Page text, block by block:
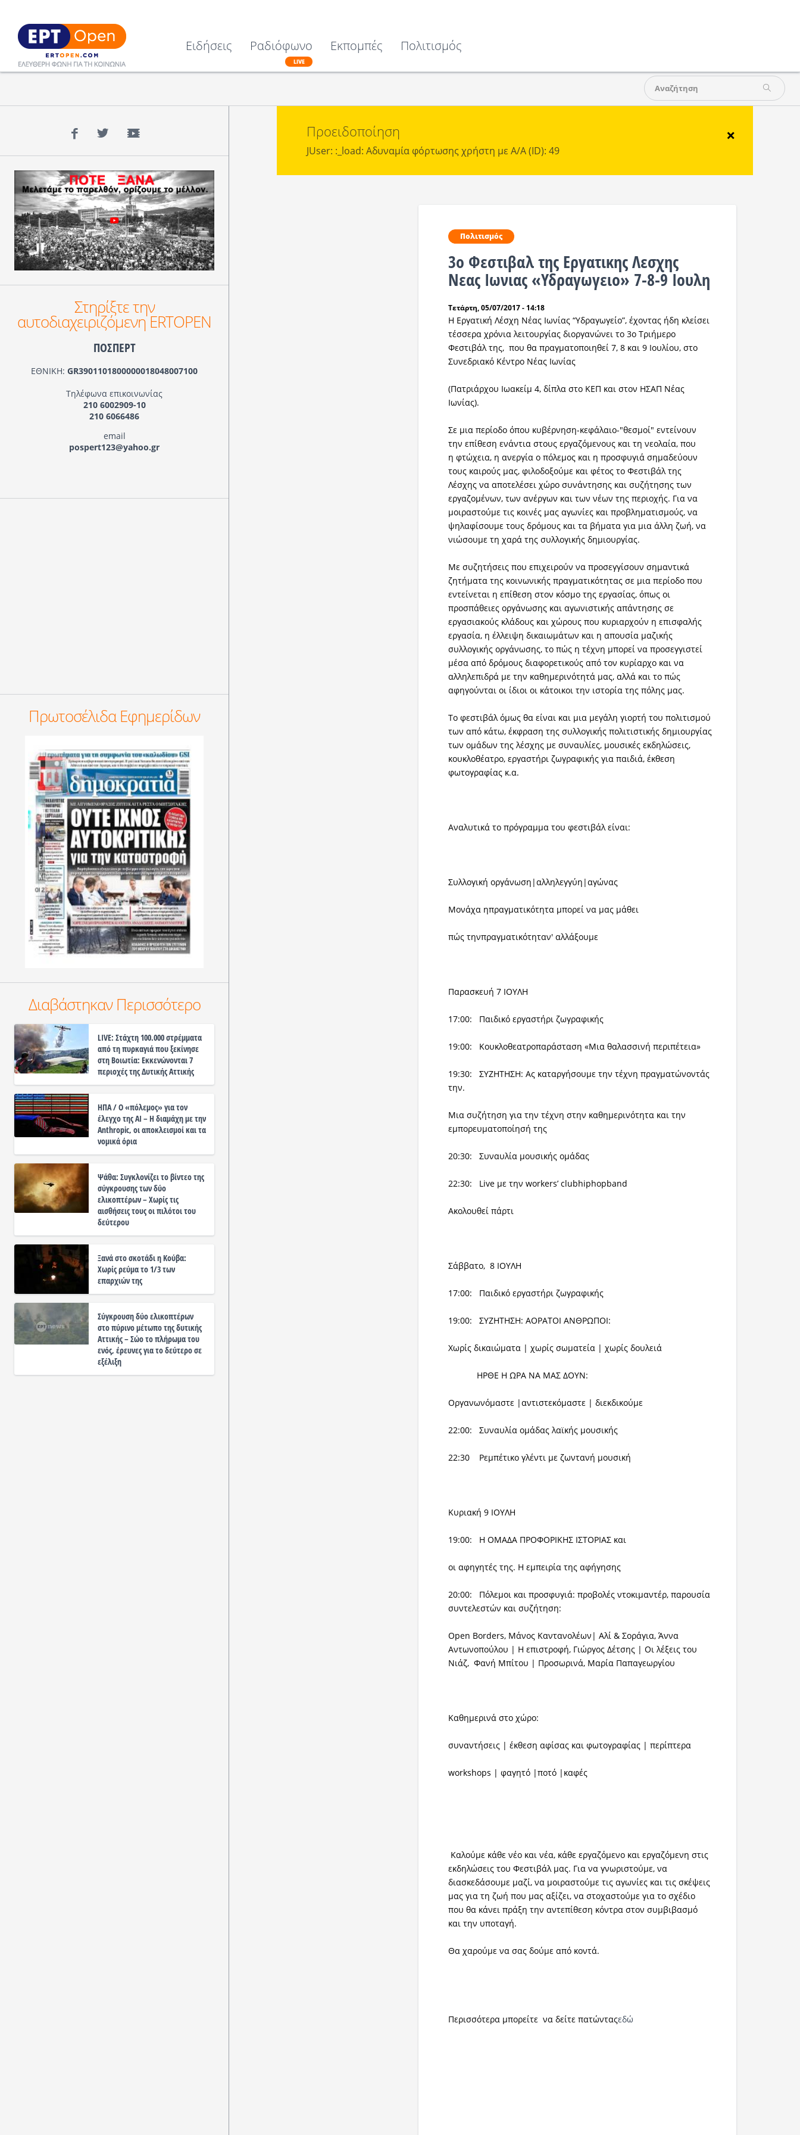
Ειδήσεις Ραδιόφωνο
LIVE
Εκπομπές Πολιτισμός
×
Προειδοποίηση
JUser: :_load: Αδυναμία φόρτωσης χρήστη με Α/Α (ID): 49
Πολιτισμός
3ο Φεστιβαλ της Εργατικης Λεσχης
Νεας Ιωνιας «Υδραγωγειο» 7-8-9 Ιουλη
Τετάρτη, 05/07/2017 - 14:18
H Εργατική Λέσχη Νέας Ιωνίας “Υδραγωγείο”, έχοντας ήδη κλείσει
τέσσερα χρόνια λειτουργίας διοργανώνει το 3ο Τριήμερο
Φεστιβάλ της, που θα πραγματοποιηθεί 7, 8 και 9 Ιουλίου, στο
Συνεδριακό Κέντρο Νέας Ιωνίας
(Πατριάρχου Ιωακείμ 4, δίπλα στο ΚΕΠ και στον ΗΣΑΠ Νέας
Ιωνίας).
Σε μια περίοδο όπου κυβέρνηση-κεφάλαιο-"θεσμοί" εντείνουν
την επίθεση ενάντια στους εργαζόμενους και τη νεολαία, που
η φτώχεια, η ανεργία ο πόλεμος και η προσφυγιά σημαδεύουν
τους καιρούς μας, φιλοδοξούμε και φέτος το Φεστιβάλ της
Λέσχης να αποτελέσει χώρο συνάντησης και συζήτησης των
εργαζομένων, των ανέργων και των νέων της περιοχής. Για να
μοιραστούμε τις κοινές μας αγωνίες και προβληματισμούς, να
ψηλαφίσουμε τους δρόμους και τα βήματα για μια άλλη ζωή, να
νιώσουμε τη χαρά της συλλογικής δημιουργίας.
Με συζητήσεις που επιχειρούν να προσεγγίσουν σημαντικά
ζητήματα της κοινωνικής πραγματικότητας σε μια περίοδο που
εντείνεται η επίθεση στον κόσμο της εργασίας, όπως οι
προσπάθειες οργάνωσης και αγωνιστικής απάντησης σε
εργασιακούς κλάδους και χώρους που κυριαρχούν η επισφαλής
εργασία, η έλλειψη δικαιωμάτων και η απουσία μαζικής
συλλογικής οργάνωσης, το πώς η τέχνη μπορεί να προσεγγιστεί
μέσα από δρόμους διαφορετικούς από τον κυρίαρχο και να
αλληλεπιδρά με την καθημερινότητά μας, αλλά και το πώς
αφηγούνται οι ίδιοι οι κάτοικοι την ιστορία της πόλης μας.
Το φεστιβάλ όμως θα είναι και μια μεγάλη γιορτή του πολιτισμού
των από κάτω, έκφραση της συλλογικής πολιτιστικής δημιουργίας
των ομάδων της λέσχης με συναυλίες, μουσικές εκδηλώσεις,
κουκλοθέατρο, εργαστήρι ζωγραφικής για παιδιά, έκθεση
φωτογραφίας κ.α.
Αναλυτικά το πρόγραμμα του φεστιβάλ είναι:
Συλλογική οργάνωση|αλληλεγγύη|αγώνας
Μονάχα ηπραγματικότητα μπορεί να μας μάθει
πώς τηνπραγματικότηταν' αλλάξουμε
Παρασκευή 7 ΙΟΥΛΗ
17:00: Παιδικό εργαστήρι ζωγραφικής
19:00: Κουκλοθεατροπαράσταση «Μια θαλασσινή περιπέτεια»
19:30: ΣΥΖΗΤΗΣΗ: Ας καταργήσουμε την τέχνη πραγματώνοντάς
την.
Μια συζήτηση για την τέχνη στην καθημερινότητα και την
εμπορευματοποίησή της
20:30: Συναυλία μουσικής ομάδας
22:30: Live με την workers’ clubhiphopband
Ακολουθεί πάρτι
Σάββατο, 8 ΙΟΥΛΗ
17:00: Παιδικό εργαστήρι ζωγραφικής
19:00: ΣΥΖΗΤΗΣΗ: ΑΟΡΑΤΟΙ ΑΝΘΡΩΠΟΙ:
Χωρίς δικαιώματα | χωρίς σωματεία | χωρίς δουλειά
ΗΡΘΕ Η ΩΡΑ ΝΑ ΜΑΣ ΔΟΥΝ:
Οργανωνόμαστε |αντιστεκόμαστε | διεκδικούμε
22:00: Συναυλία ομάδας λαϊκής μουσικής
22:30 Ρεμπέτικο γλέντι με ζωντανή μουσική
Κυριακή 9 ΙΟΥΛΗ
19:00: Η ΟΜΑΔΑ ΠΡΟΦΟΡΙΚΗΣ ΙΣΤΟΡΙΑΣ και
οι αφηγητές της. Η εμπειρία της αφήγησης
20:00: Πόλεμοι και προσφυγιά: προβολές ντοκιμαντέρ, παρουσία
συντελεστών και συζήτηση:
Open Borders, Μάνος Καντανολέων| Αλί & Σοράγια, Άννα
Αντωνοπούλου | Η επιστροφή, Γιώργος Δέτσης | Οι λέξεις του
Νιάζ, Φανή Μπίτου | Προσωρινά, Μαρία Παπαγεωργίου
Καθημερινά στο χώρο:
συναντήσεις | έκθεση αφίσας και φωτογραφίας | περίπτερα
workshops | φαγητό |ποτό |καφές
Καλούμε κάθε νέο και νέα, κάθε εργαζόμενο και εργαζόμενη στις
εκδηλώσεις του Φεστιβάλ μας. Για να γνωριστούμε, να
διασκεδάσουμε μαζί, να μοιραστούμε τις αγωνίες και τις σκέψεις
μας για τη ζωή που μας αξίζει, να στοχαστούμε για το σχέδιο
που θα κάνει πράξη την αντεπίθεση κόντρα στον συμβιβασμό
και την υποταγή.
Θα χαρούμε να σας δούμε από κοντά.
Περισσότερα μπορείτε να δείτε πατώνταςεδώ
Facebook
TwitterYouTube
Στηρίξτε την
αυτοδιαχειριζόμενη ERTOPEN
ΠΟΣΠΕΡΤ
ΕΘΝΙΚΗ: GR3901101800000018048007100
Τηλέφωνα επικοινωνίας
210 6002909-10
210 6066486
email
pospert123@yahoo.gr
Πρωτοσέλιδα Εφημερίδων
Διαβάστηκαν Περισσότερο
LIVE: Στάχτη 100.000 στρέμματα
από τη πυρκαγιά που ξεκίνησε
στη Βοιωτία: Εκκενώνονται 7
περιοχές της Δυτικής Αττικής
ΗΠΑ / Ο «πόλεμος» για τον
έλεγχο της ΑΙ – Η διαμάχη με την
Anthropic, οι αποκλεισμοί και τα
νομικά όρια
Ψάθα: Συγκλονίζει το βίντεο της
σύγκρουσης των δύο
ελικοπτέρων – Χωρίς τις
αισθήσεις τους οι πιλότοι του
δεύτερου
Ξανά στο σκοτάδι η Κούβα:
Χωρίς ρεύμα το 1/3 των
επαρχιών της
Σύγκρουση δύο ελικοπτέρων
στο πύρινο μέτωπο της δυτικής
Αττικής – Σώο το πλήρωμα του
ενός, έρευνες για το δεύτερο σε
εξέλιξη